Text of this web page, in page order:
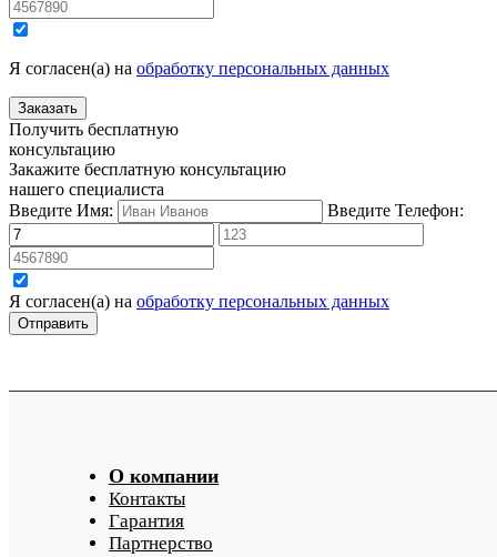
Я согласен(а) на обработку персональных данных
Получить бесплатную
консультацию
Закажите бесплатную консультацию
нашего специалиста
Введите Имя:
Введите Телефон:
Я согласен(а) на обработку персональных данных
О компании
Контакты
Гарантия
Партнерство